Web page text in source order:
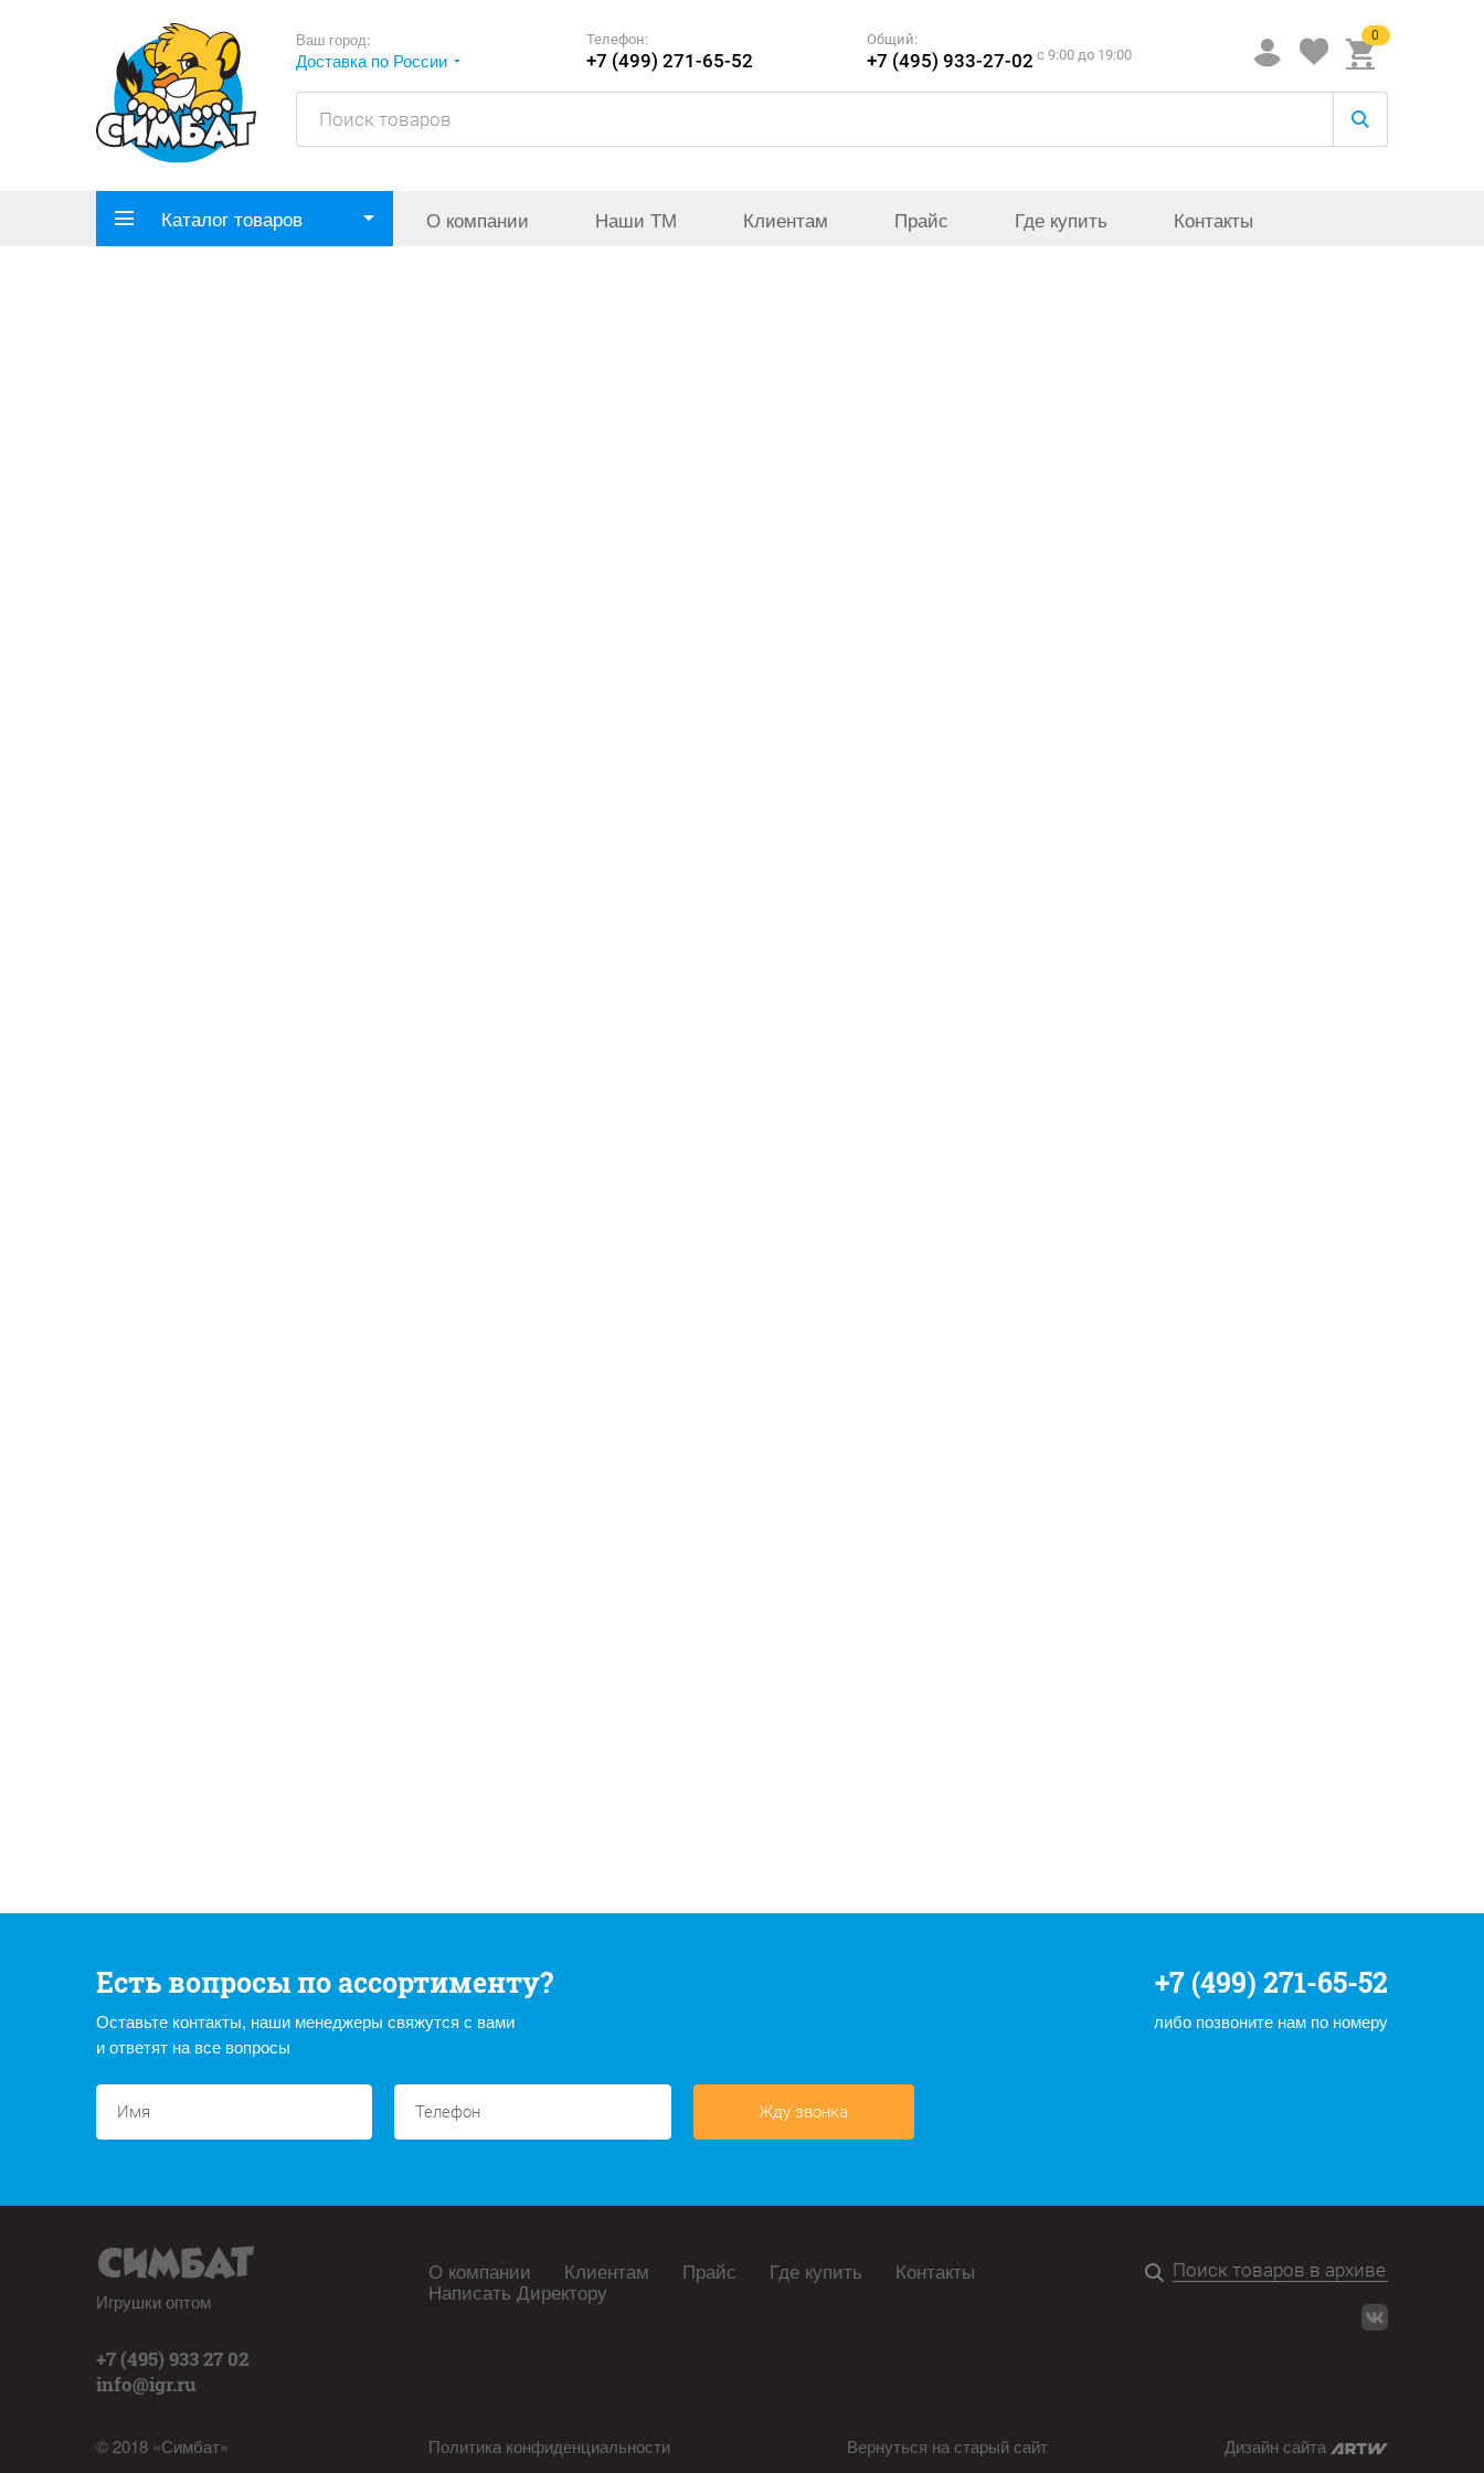
Ваш город:
Доставка по России
Телефон:
+7 (499) 271-65-52
Общий:
+7 (495) 933-27-02 c 9:00 до 19:00
0
Каталог товаров О компании Наши ТМ Клиентам Прайс Где купить Контакты
Есть вопросы по ассортименту?
Оставьте контакты, наши менеджеры свяжутся с вами
и ответят на все вопросы
+7 (499) 271-65-52
либо позвоните нам по номеру
Жду звонка
Игрушки оптом
+7 (495) 933 27 02
info@igr.ru
© 2018 «Симбат»
О компании Клиентам Прайс Где купить Контакты
Написать Директору
Политика конфиденциальности Вернуться на старый сайт Дизайн сайта